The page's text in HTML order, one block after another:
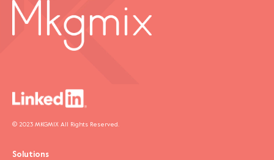
© 2023 MKGMIX All Rights Reserved.
Solutions